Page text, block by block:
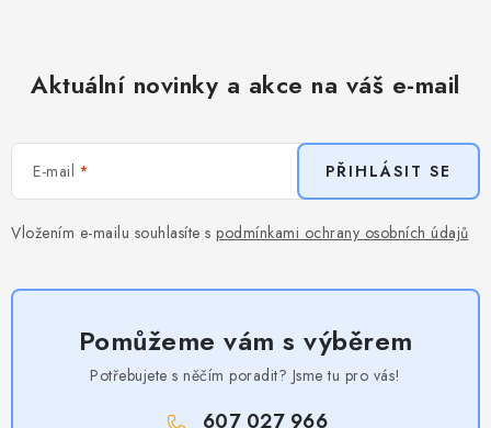
Aktuální novinky a akce na váš e-mail
E-mail
Vložením e-mailu souhlasíte s podmínkami ochrany osobních údajů
PŘIHLÁSIT SE
Pomůžeme vám s výběrem
Potřebujete s něčím poradit? Jsme tu pro vás!
607 027 966